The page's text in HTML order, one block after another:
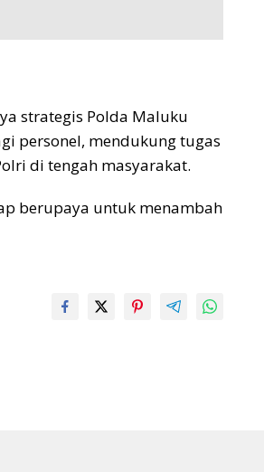
strategis Polda Maluku
personel, mendukung tugas
di tengah masyarakat.
berupaya untuk menambah